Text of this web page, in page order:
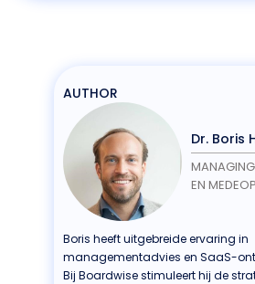
AUTHOR
Dr. Boris
EN
Boris heeft uitgebreide ervaring in
managementadvies en SaaS-
Bij Boardwise stimuleert hij de